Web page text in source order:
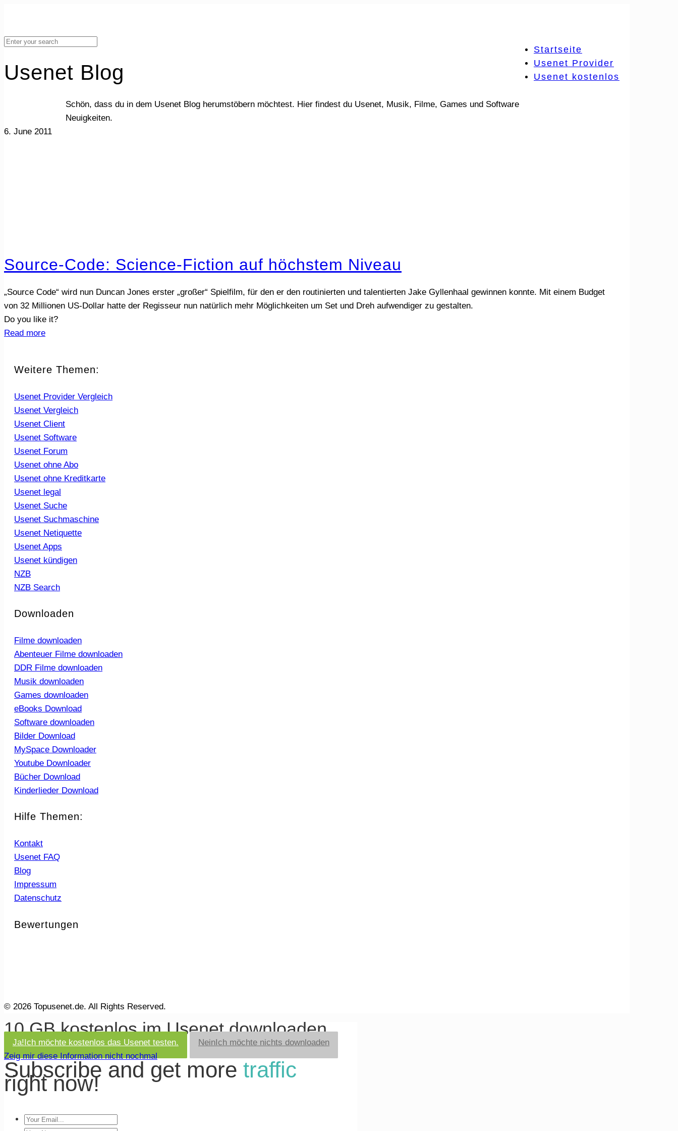
Startseite
Usenet Provider
Usenet kostenlos
Usenet Blog
Schön, dass du in dem Usenet Blog herumstöbern möchtest. Hier findest du Usenet, Musik, Filme, Games und Software
Neuigkeiten.
6. June 2011
Source-Code: Science-Fiction auf höchstem Niveau
„Source Code“ wird nun Duncan Jones erster „großer“ Spielfilm, für den er den routinierten und talentierten Jake Gyllenhaal gewinnen konnte. Mit einem Budget
von 32 Millionen US-Dollar hatte der Regisseur nun natürlich mehr Möglichkeiten um Set und Dreh aufwendiger zu gestalten.
Do you like it?
Read more
Weitere Themen:
Usenet Provider Vergleich
Usenet Vergleich
Usenet Client
Usenet Software
Usenet Forum
Usenet ohne Abo
Usenet ohne Kreditkarte
Usenet legal
Usenet Suche
Usenet Suchmaschine
Usenet Netiquette
Usenet Apps
Usenet kündigen
NZB
NZB Search
Downloaden
Filme downloaden
Abenteuer Filme downloaden
DDR Filme downloaden
Musik downloaden
Games downloaden
eBooks Download
Software downloaden
Bilder Download
MySpace Downloader
Youtube Downloader
Bücher Download
Kinderlieder Download
Hilfe Themen:
Kontakt
Usenet FAQ
Blog
Impressum
Datenschutz
Bewertungen
© 2026 Topusenet.de. All Rights Reserved.
10 GB kostenlos im Usenet downloaden
Ja!Ich möchte kostenlos das Usenet testen. NeinIch möchte nichts downloaden
Zeig mir diese Information nicht nochmal
Subscribe and get more traffic
right now!